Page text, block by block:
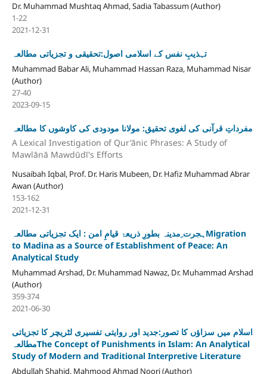
Dr. Muhammad Mushtaq Ahmad, Sadia Tabassum (Author)
1-22
2021-12-31
تہذیبِ نفس کے اسلامی اصول:تحقیقی و تجزیاتی مطالعہ
Muhammad Babar Ali, Muhammad Hassan Raza, Muhammad Nisar
(Author)
27-40
2023-09-15
مفرداتِ قرآنی کی لغوی تحقیق: مولانا مودودی کی کاوشوں کا مطالعہ
A Lexical Investigation of Qur'ānic Phrases: A Study of
Mawlānā Mawdūdī's Efforts
Nusaibah Iqbal, Prof. Dr. Haris Mubeen, Dr. Hafiz Muhammad Abrar
Awan (Author)
153-162
2021-12-31
ہجرت ِمدینہ بطورِ ذریعۂ قیامِ امن : ایک تجزیاتی مطالعہMigration
to Madina as a Source of Establishment of Peace: An
Analytical Study
Muhammad Arshad, Dr. Muhammad Nawaz, Dr. Muhammad Arshad
(Author)
359-374
2021-06-30
اسلام میں سزاؤں کا تصور:جدید اور روایتی تفسیری لٹریچر کا تجزیاتی
مطالعہThe Concept of Punishments in Islam: An Analytical
Study of Modern and Traditional Interpretive Literature
Abdullah Shahid, Mahmood Ahmad Noori (Author)